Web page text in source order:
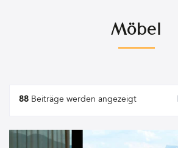
Möbel
Artikel
88 Beiträge werden angezeigt